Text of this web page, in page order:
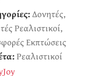
Δονητές,
Ρεαλιστικοί,
Εκπτώσεις
Ρεαλιστικοί